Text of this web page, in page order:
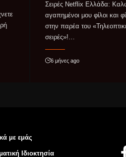
Σειρές Netflix Ελλάδα:
αγαπημένοι μου φίλοι και
στην παρέα του
σειρές»!…
6 μήνες ago
με εμάς
Ιδιοκτησία